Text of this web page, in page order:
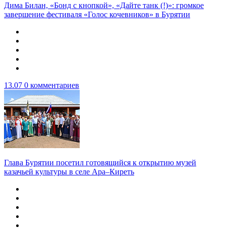
Дима Билан, «Бонд с кнопкой», «Дайте танк (!)»: громкое
завершение фестиваля «Голос кочевников» в Бурятии
13.07 0 комментариев
Глава Бурятии посетил готовящийся к открытию музей
казачьей культуры в селе Ара–Киреть